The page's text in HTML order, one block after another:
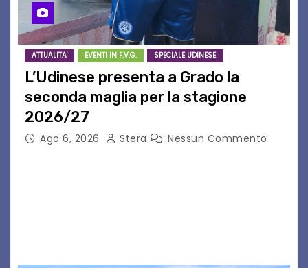
ATTUALITA' EVENTI IN F.V.G. SPECIALE UDINESE
L’Udinese presenta a Grado la
seconda maglia per la stagione
2026/27
Ago 6, 2026 Stera Nessun Commento